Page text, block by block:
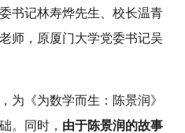
书记林寿烨先生、校长温青
师，原厦门大学党委书记吴
为《为数学而生：陈景润》
。同时， 由于陈景润的故事